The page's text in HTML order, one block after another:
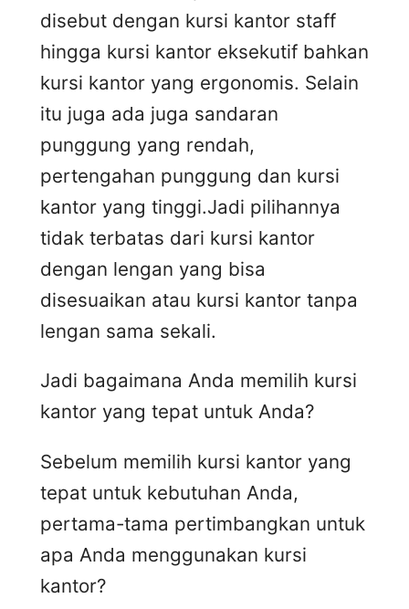
disebut dengan kursi kantor staff
hingga kursi kantor eksekutif bahkan
kursi kantor yang ergonomis. Selain
itu juga ada juga sandaran
punggung yang rendah,
pertengahan punggung dan kursi
kantor yang tinggi.Jadi pilihannya
tidak terbatas dari kursi kantor
dengan lengan yang bisa
disesuaikan atau kursi kantor tanpa
lengan sama sekali.
Jadi bagaimana Anda memilih kursi
kantor yang tepat untuk Anda?
Sebelum memilih kursi kantor yang
tepat untuk kebutuhan Anda,
pertama-tama pertimbangkan untuk
apa Anda menggunakan kursi
kantor?